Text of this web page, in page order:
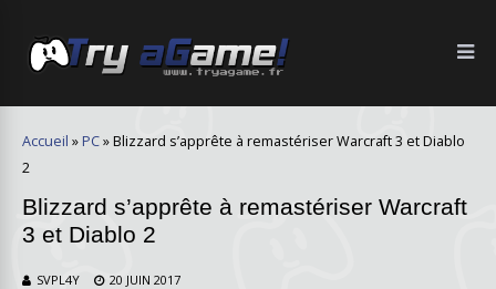
Accueil » PC»Blizzard s’apprête à remastériser Warcraft 3 et Diablo
2
Blizzard s’apprête à remastériser Warcraft
3 et Diablo 2
SVPL4Y 20 JUIN 2017